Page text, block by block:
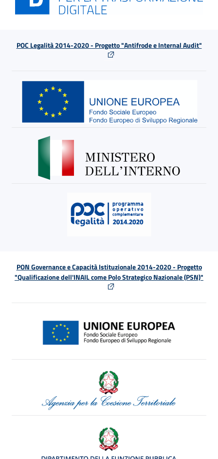
POC Legalità 2014-2020 - Progetto "Antifrode e Internal Audit"
PON Governance e Capacità Istituzionale 2014-2020 - Progetto
"Qualificazione dell'INAIL come Polo Strategico Nazionale (PSN)"